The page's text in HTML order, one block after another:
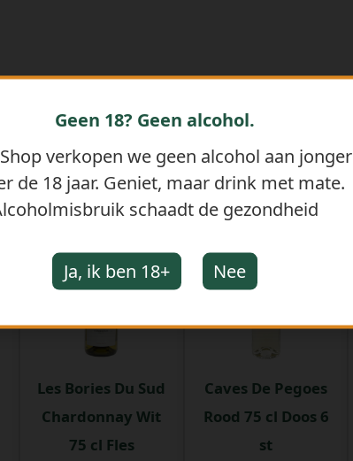
GERELATEERDE PRODUCTEN
Les Bories Du Sud
Chardonnay Wit
75 cl Fles
Caves De Pegoes
Rood 75 cl Doos 6
st
Geen 18? Geen alcohol.
verkopen we geen alcohol aan
de 18 jaar. Geniet, maar drink met mate.
schaadt de gezondheid
Ja, ik ben 18+ Nee